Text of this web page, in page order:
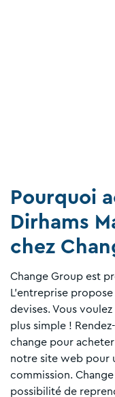
Pourquoi
Dirhams
chez
Change Group est
L'entreprise
devises. Vous voulez
plus simple !
change pour
notre site web pour
commission.
possibilité de